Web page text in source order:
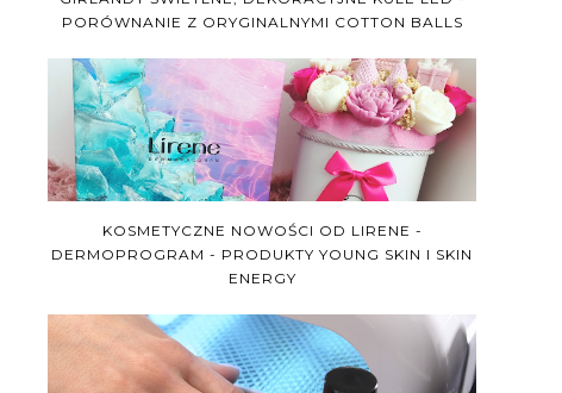
PORÓWNANIE Z ORYGINALNYMI COTTON BALLS
KOSMETYCZNE NOWOŚCI OD LIRENE -
DERMOPROGRAM - PRODUKTY YOUNG SKIN I SKIN
ENERGY